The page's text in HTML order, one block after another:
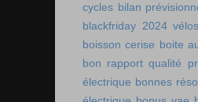
cycles bilan
blackfriday 2024 vélos
boisson cerise boite
bon rapport qualité
électrique bonnes